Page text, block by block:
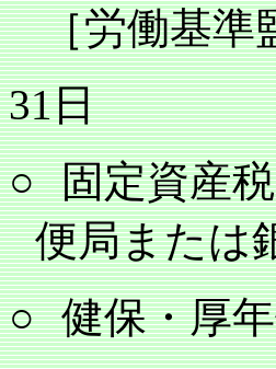
［労働基準
31日
○ 固定資産
便局または
○ 健保・厚